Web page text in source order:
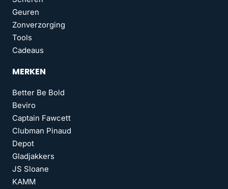
Geuren
Zonverzorging
Tools
Cadeaus
MERKEN
Better Be Bold
Beviro
Captain Fawcett
Clubman Pinaud
Depot
Gladjakkers
JS Sloane
KAMM